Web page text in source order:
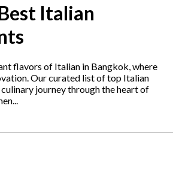
Italian
flavors of Italian in Bangkok, where
Our curated list of top Italian
journey through the heart of